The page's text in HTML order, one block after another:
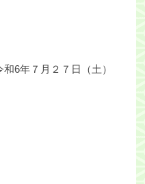
6年７月２７日（土）